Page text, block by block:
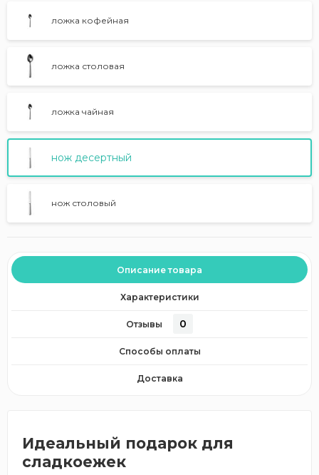
ложка кофейная
ложка столовая
ложка чайная
нож десертный
нож столовый
Описание товара
Характеристики
Отзывы 0
Способы оплаты
Доставка
Идеальный подарок для
сладкоежек